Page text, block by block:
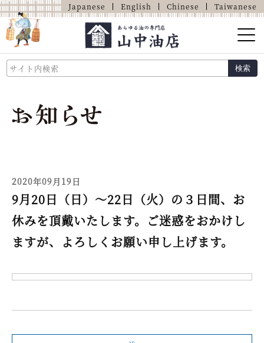
Japanese English Chinese Taiwanese
検索
山中油店的介绍
商品介绍
2020年09月19日
9月20日（日）～22日（火）の３日間、お
休みを頂戴いたします。ご迷惑をおかけし
ますが、よろしくお願い申し上げます。